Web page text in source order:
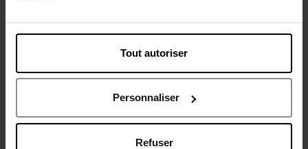
Tout autoriser
Personnaliser
Refuser
HERMES
Terre d'Hermès
Après-Rasage